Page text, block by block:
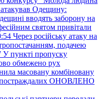
Одещину:
вводять заборону на
святом привітали
Через російську атаку на
подачею
У пункті пропуску
обмежено рух
масовану комбіновану
постраждалих ОНОВЛЕНО